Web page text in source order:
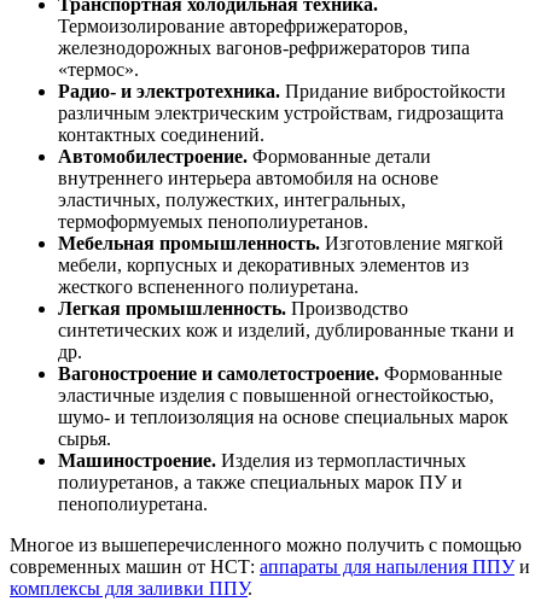
Транспортная холодильная техника.
Термоизолирование авторефрижераторов,
железнодорожных вагонов-рефрижераторов типа
«термос».
Радио- и электротехника. Придание вибростойкости
различным электрическим устройствам, гидрозащита
контактных соединений.
Автомобилестроение. Формованные детали
внутреннего интерьера автомобиля на основе
эластичных, полужестких, интегральных,
термоформуемых пенополиуретанов.
Мебельная промышленность. Изготовление мягкой
мебели, корпусных и декоративных элементов из
жесткого вспененного полиуретана.
Легкая промышленность. Производство
синтетических кож и изделий, дублированные ткани и
др.
Вагоностроение и самолетостроение. Формованные
эластичные изделия с повышенной огнестойкостью,
шумо- и теплоизоляция на основе специальных марок
сырья.
Машиностроение. Изделия из термопластичных
полиуретанов, а также специальных марок ПУ и
пенополиуретана.
Многое из вышеперечисленного можно получить с помощью
современных машин от НСТ: аппараты для напыления ППУи
комплексы для заливки ППУ.